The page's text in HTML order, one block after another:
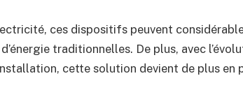
ces dispositifs peuvent
traditionnelles. De plus, avec
cette solution devient de plus en